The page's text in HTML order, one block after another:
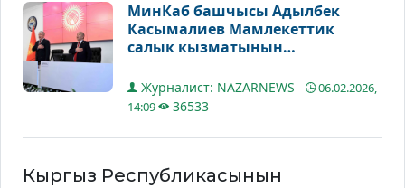
МинКаб башчысы Адылбек
Касымалиев Мамлекеттик
салык кызматынын
Журналист: NAZARNEWS
06.02.2026,
14:09
36533
Кыргыз Республикасынын